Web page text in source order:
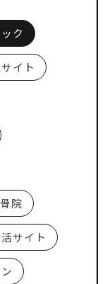
ク
イト
院
サイト